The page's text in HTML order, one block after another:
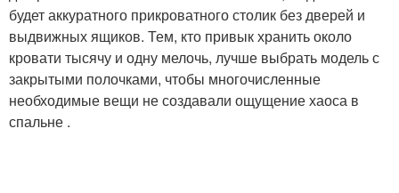
будет аккуратного прикроватного столик без дверей и
выдвижных ящиков. Тем, кто привык хранить около
кровати тысячу и одну мелочь, лучше выбрать модель с
закрытыми полочками, чтобы многочисленные
необходимые вещи не создавали ощущение хаоса в
спальне .